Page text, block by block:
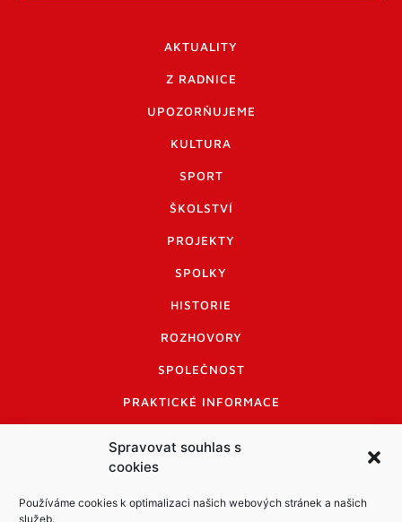
Spravovat souhlas s
cookies
Používáme cookies k optimalizaci našich webových stránek a našich
služeb.
AKTUALITY
Z RADNICE
UPOZORŇUJEME
KULTURA
SPORT
ŠKOLSTVÍ
PROJEKTY
SPOLKY
HISTORIE
ROZHOVORY
SPOLEČNOST
PRAKTICKÉ INFORMACE
INFORMACE A KODEX DISKUTUJÍCÍCH
LOGO A LOGO MANUÁL